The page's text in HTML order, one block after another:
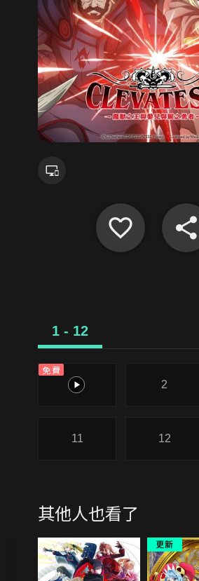
1 - 12
免費
1
2
11 12
其他人也看了